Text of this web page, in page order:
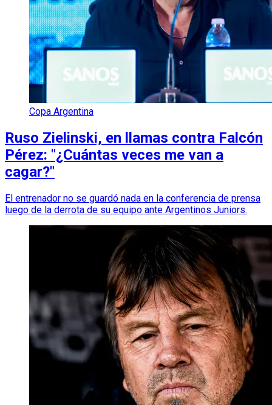
Copa Argentina
Ruso Zielinski, en llamas contra Falcón
Pérez: "¿Cuántas veces me van a
cagar?"
El entrenador no se guardó nada en la conferencia de prensa
luego de la derrota de su equipo ante Argentinos Juniors.